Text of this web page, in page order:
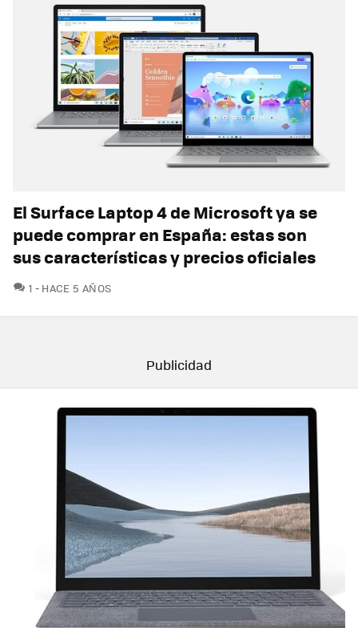
El Surface Laptop 4 de Microsoft ya se
puede comprar en España: estas son
sus características y precios oficiales
1 COMENTARIOS
HACE 5 AÑOS